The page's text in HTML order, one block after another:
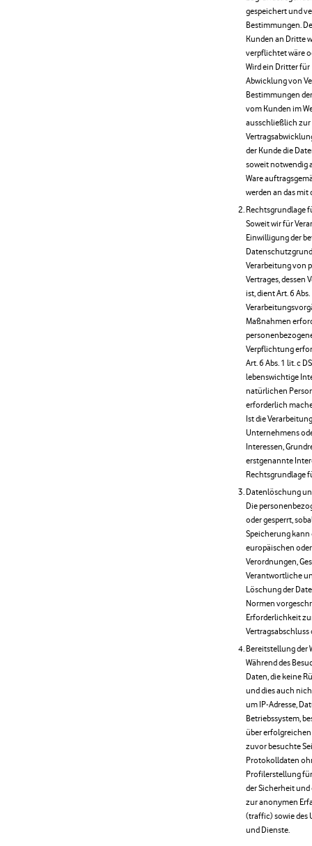
gespeichert und
Bestimmungen.
Kunden an Dritte
verpflichtet wäre
Wird ein Dritter
Abwicklung von
Bestimmungen
vom Kunden im
ausschließlich zur
der Kunde die
soweit notwendig
Ware
werden an das
Rechtsgrundlage
Soweit wir für
Einwilligung der
Verarbeitung von
Vertrages, dessen
ist, dient Art. 6
Maßnahmen
Verpflichtung
Art. 6 Abs. 1 lit. c
lebenswichtige
natürlichen
erforderlich
Ist die
Unternehmens
Interessen,
erstgenannte
Rechtsgrundlage
Datenlöschung
Die
oder gesperrt,
Speicherung kann
europäischen
Verordnungen,
Verantwortliche
Löschung der
Normen
Erforderlichkeit
Bereitstellung der
Während des
Daten, die keine
und dies auch
um IP-Adresse,
Betriebssystem,
über erfolgreichen
zuvor besuchte
Protokolldaten
Profilerstellung
der Sicherheit
zur anonymen
(traffic) sowie des
und Dienste.